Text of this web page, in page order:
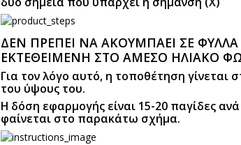
ΔΕΝ ΠΡΕΠΕΙ ΝΑ ΑΚΟΥΜΠΑΕΙ ΣΕ ΦΥΛΛΑ
ΕΚΤΕΘΕΙΜΕΝΗ ΣΤΟ ΑΜΕΣΟ ΗΛΙΑΚΟ
Για τον λόγο αυτό, η τοποθέτηση γίνεται
του ύψους του.
Η δόση εφαρμογής είναι 15-20 παγίδες
φαίνεται στο παρακάτω σχήμα.